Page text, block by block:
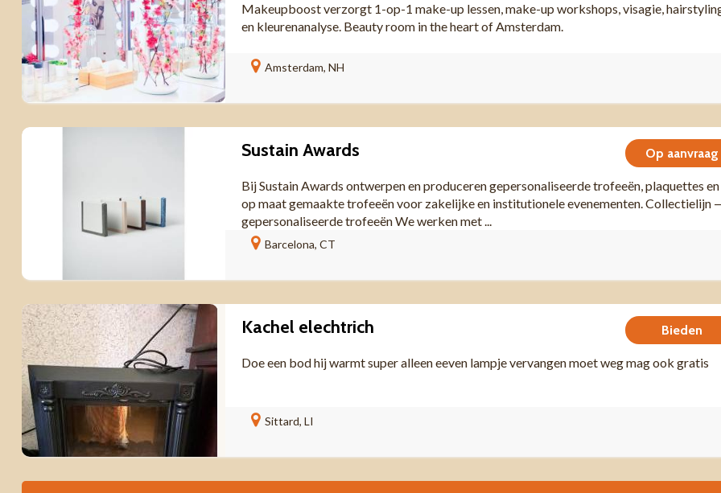
Makeupboost verzorgt 1-op-1 make-up lessen, make-up workshops, visagie,
en kleurenanalyse. Beauty room in the heart of Amsterdam.
Amsterdam, NH
Op aanvraag
Sustain Awards
Bij Sustain Awards ontwerpen en produceren gepersonaliseerde trofeeën, plaquettes en
op maat gemaakte trofeeën voor zakelijke en institutionele evenementen. Collectielijn
gepersonaliseerde trofeeën We werken met ...
Barcelona, CT
Bieden
Kachel elechtrich
Doe een bod hij warmt super alleen eeven lampje vervangen moet weg mag ook gratis
Sittard, LI